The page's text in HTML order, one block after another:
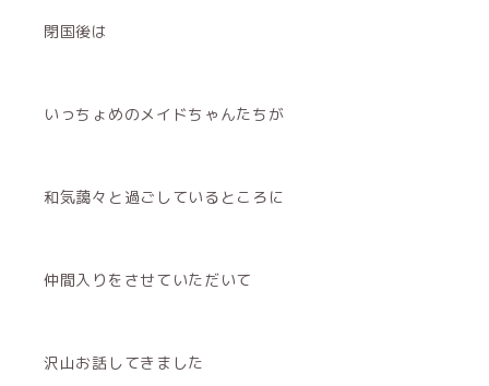
閉国後は
いっちょめのメイドちゃんたちが
和気藹々と過ごしているところに
仲間入りをさせていただいて
沢山お話してきました